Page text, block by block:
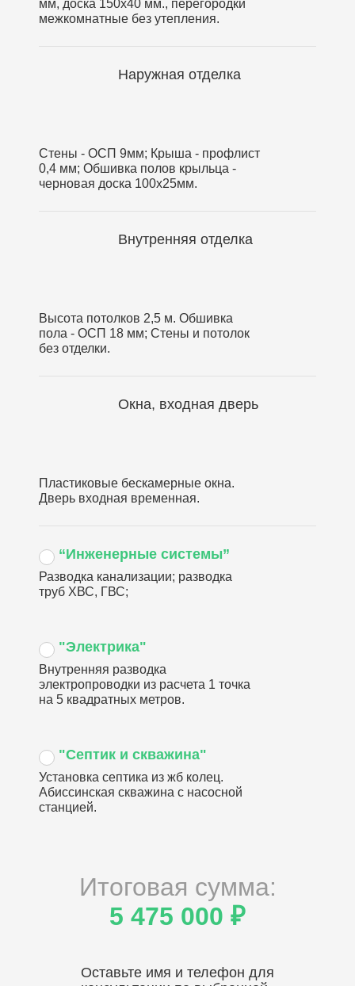
мм, доска 150х40 мм., перегородки
межкомнатные без утепления.
Наружная отделка
Стены - ОСП 9мм; Крыша - профлист
0,4 мм; Обшивка полов крыльца -
черновая доска 100х25мм.
Внутренняя отделка
Высота потолков 2,5 м. Обшивка
пола - ОСП 18 мм; Стены и потолок
без отделки.
Окна, входная дверь
Пластиковые бескамерные окна.
Дверь входная временная.
“Инженерные системы”
Разводка канализации; разводка
труб ХВС, ГВС;
"Электрика"
Внутренняя разводка
электропроводки из расчета 1 точка
на 5 квадратных метров.
"Септик и скважина"
Установка септика из жб колец.
Абиссинская скважина с насосной
станцией.
Итоговая сумма:
5 475 000 ₽
Оставьте имя и телефон для